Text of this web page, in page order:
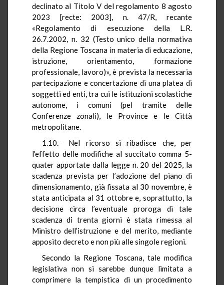
declinato al Titolo V del regolamento 8 agosto
2023 [recte: 2003], n. 47/R, recante
«Regolamento di esecuzione della L.R.
26.7.2002, n. 32 (Testo unico della normativa
della Regione Toscana in materia di educazione,
istruzione, orientamento, formazione
professionale, lavoro)», è prevista la necessaria
partecipazione e concertazione di una platea di
soggetti ed enti, tra cui le istituzioni scolastiche
autonome, i comuni (pel tramite delle
Conferenze zonali), le Province e le Città
metropolitane.
1.10.− Nel ricorso si ribadisce che, per
l’effetto delle modifiche al succitato comma 5-
quater apportate dalla legge n. 20 del 2025, la
scadenza prevista per l’adozione del piano di
dimensionamento, già fissata al 30 novembre, è
stata anticipata al 31 ottobre e, soprattutto, la
decisione circa l’eventuale proroga di tale
scadenza di trenta giorni è stata rimessa al
Ministro dell’istruzione e del merito, mediante
apposito decreto e non più alle singole regioni.
Secondo la Regione Toscana, tale modifica
legislativa non si sarebbe dunque limitata a
comprimere la tempistica di un procedimento